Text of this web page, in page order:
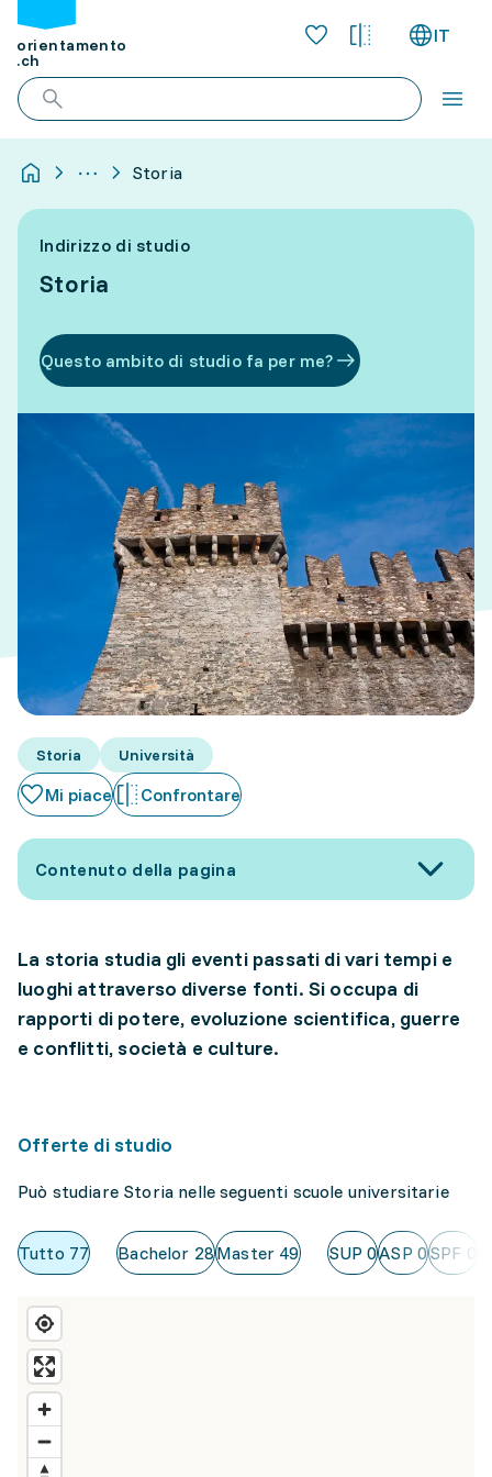
orientamento
.ch
IT
Storia
Indirizzo di studio
Storia
Questo ambito di studio fa per me?
Storia Università
Mi piace Confrontare
Contenuto della pagina
La storia studia gli eventi passati di vari tempi e
luoghi attraverso diverse fonti. Si occupa di
rapporti di potere, evoluzione scientifica, guerre
e conflitti, società e culture.
Offerte di studio
Può studiare Storia nelle seguenti scuole universitarie
Tutto 77 Bachelor 28Master 49 SUP 0ASP 0SPF 0